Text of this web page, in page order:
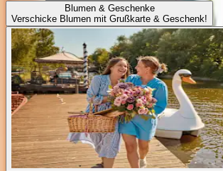
Blumen & Geschenke
Verschicke Blumen mit Grußkarte & Geschenk!